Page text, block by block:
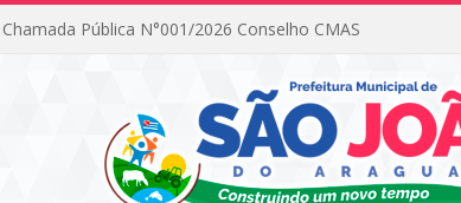
Pública N°001/2026 Conselho CMAS